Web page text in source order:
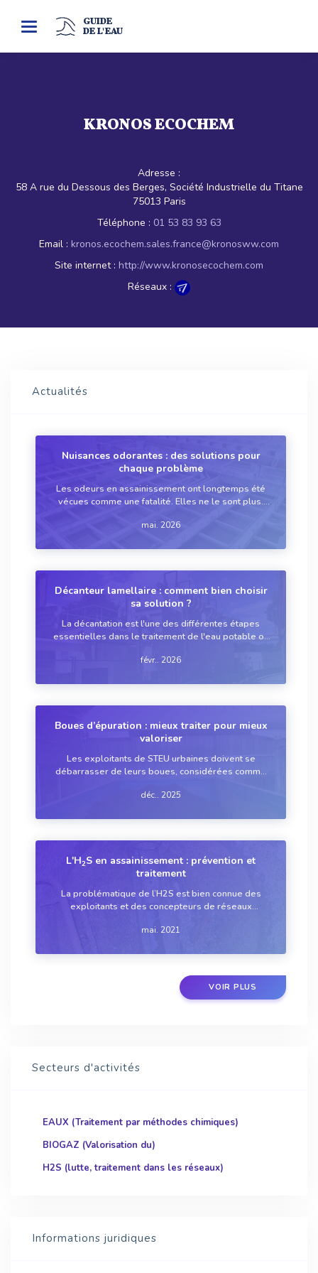
Toggle
GUIDE
DE L'EAU
KRONOS ECOCHEM
Adresse :
58 A rue du Dessous des Berges, Société Industrielle du Titane
75013 Paris
Téléphone : 01 53 83 93 63
Email : kronos.ecochem.sales.france@kronosww.com
Site internet : http://www.kronosecochem.com
Réseaux :
Actualités
Nuisances odorantes : des solutions pour
chaque problème
Les odeurs en assainissement ont longtemps été
vécues comme une fatalité. Elles ne le sont plus.
roseaux, des solutions existent aujourd'hui pour
mai. 2026
Décanteur lamellaire : comment bien choisir
sa solution ?
La décantation est l'une des différentes étapes
essentielles dans le traitement de l'eau potable ou
peuvent être vus comme une amélioration des
févr.. 2026
Boues d’épuration : mieux traiter pour mieux
valoriser
Les exploitants de STEU urbaines doivent se
débarrasser de leurs boues, considérées comme
exigeant chacun une filière spécifique de
déc.. 2025
L'H2S en assainissement : prévention et
traitement
La problématique de l’H2S est bien connue des
exploitants et des concepteurs de réseaux
engendrer des problèmes de corrosion des
représenter un risque ...
mai. 2021
VOIR PLUS
Secteurs d'activités
EAUX (Traitement par méthodes chimiques)
BIOGAZ (Valorisation du)
H2S (lutte, traitement dans les réseaux)
Informations juridiques